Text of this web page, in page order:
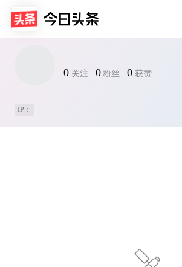
0 关注 0 粉丝 0 获赞
IP：